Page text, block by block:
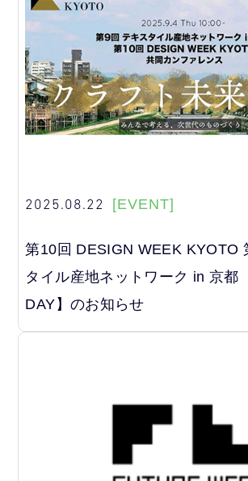
2025.08.22 [EVENT]
第10回 DESIGN WEEK KYOTO
タイル産地ネットワーク in 京都
DAY】のお知らせ